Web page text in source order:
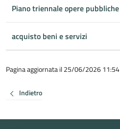
Piano triennale opere pubbliche
acquisto beni e servizi
Pagina aggiornata il 25/06/2026 11:54
Indietro